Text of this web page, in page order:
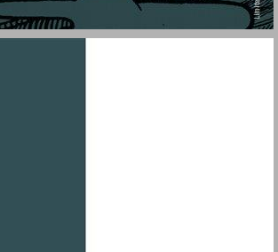
תנ”ך ולאומיות בעידן המודרני ... 0